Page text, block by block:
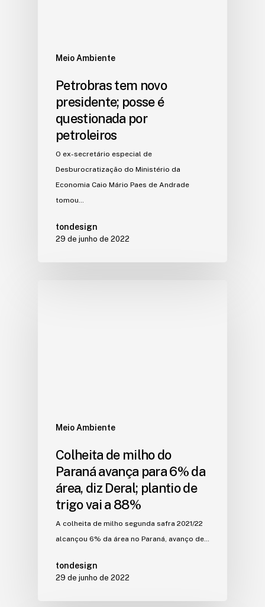
Meio Ambiente
Petrobras tem novo
presidente; posse é
questionada por
petroleiros
O ex-secretário especial de
Desburocratização do Ministério da
Economia Caio Mário Paes de Andrade
tomou…
tondesign
29 de junho de 2022
Meio Ambiente
Colheita de milho do
Paraná avança para 6% da
área, diz Deral; plantio de
trigo vai a 88%
A colheita de milho segunda safra 2021/22
alcançou 6% da área no Paraná, avanço de…
tondesign
29 de junho de 2022